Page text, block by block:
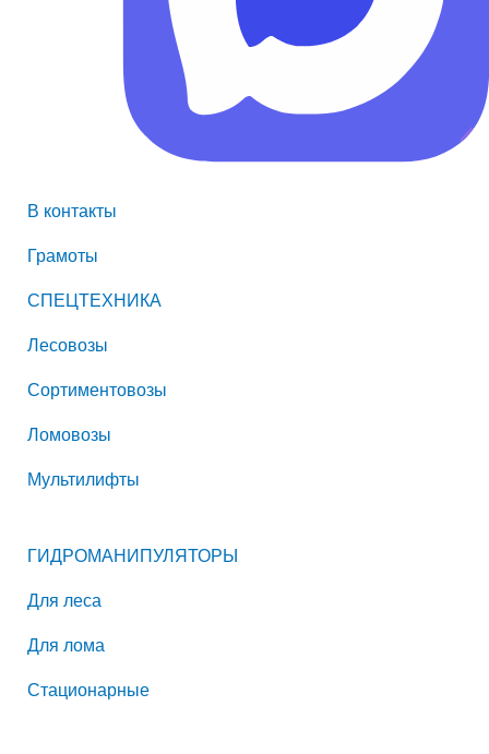
В контакты
Грамоты
СПЕЦТЕХНИКА
Лесовозы
Сортиментовозы
Ломовозы
Мультилифты
ГИДРОМАНИПУЛЯТОРЫ
Для леса
Для лома
Стационарные